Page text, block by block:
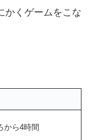
かくゲームをこな
から4時間